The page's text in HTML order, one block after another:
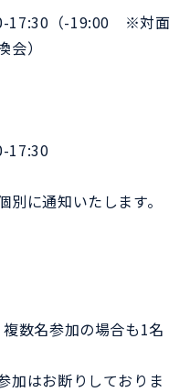
17:30（-19:00 ※対面
）
17:30
に通知いたします。
数名参加の場合も1名
はお断りしておりま